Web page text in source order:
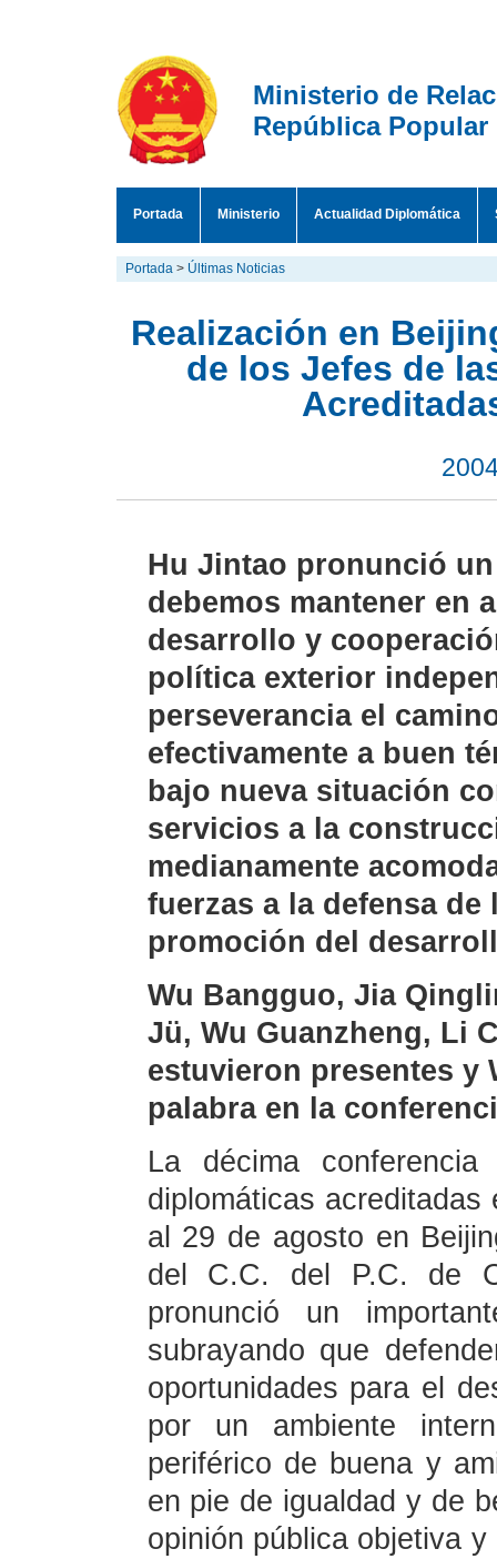
Ministerio de
República Popular
Portada Ministerio Actualidad Diplomática
Portada > Últimas Noticias
Realización en
de los Jefes de
Hu Jintao pronunció
debemos mantener en
desarrollo y
política exterior
perseverancia el
efectivamente a buen
bajo nueva situación
servicios a la
medianamente
fuerzas a la defensa de
promoción del
Wu Bangguo, Jia
Jü, Wu Guanzheng, Li
estuvieron presentes y
palabra en la
La décima
diplomáticas
al 29 de agosto en
del C.C. del P.C. de
pronunció un
subrayando que
oportunidades para el
por un ambiente
periférico de buena y
en pie de igualdad y de
opinión pública objetiva